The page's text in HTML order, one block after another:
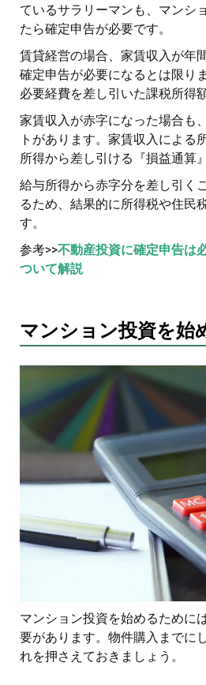
ているサラリーマンも、マンシ
たら確定申告が必要です。
賃貸経営の場合、家賃収入が年
確定申告が必要になるとは限り
必要経費を差し引いた課税所得
家賃収入が赤字になった場合も
トがあります。家賃収入による
所得から差し引ける『損益通算
給与所得から赤字分を差し引く
るため、結果的に所得税や住民
す。
参考>>不動産投資に確定申告は
ついて解説
マンション投資を始
マンション投資を始めるために
要があります。物件購入までに
れを押さえておきましょう。